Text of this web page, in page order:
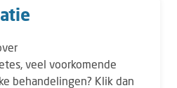
veel voorkomende
behandelingen? Klik dan